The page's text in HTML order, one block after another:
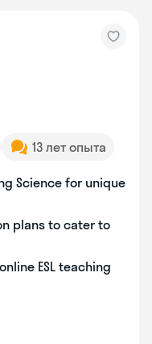
13 лет опыта
Science for unique
plans to cater to
ESL teaching